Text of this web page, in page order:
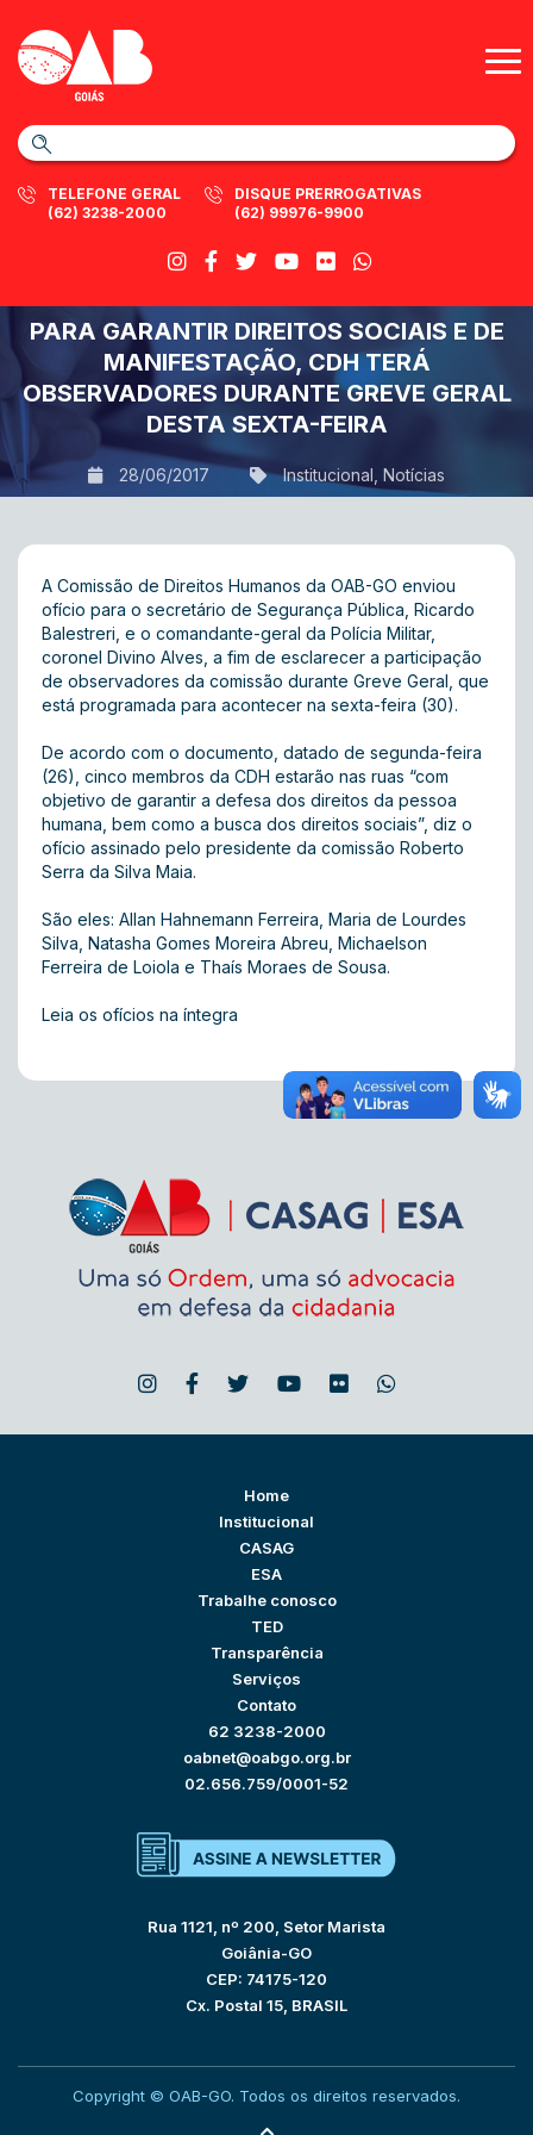
TELEFONE GERAL
(62) 3238-2000
DISQUE PRERROGATIVAS
(62) 99976-9900
PARA GARANTIR DIREITOS SOCIAIS E DE
MANIFESTAÇÃO, CDH TERÁ
OBSERVADORES DURANTE GREVE GERAL
DESTA SEXTA-FEIRA
28/06/2017 Institucional Notícias
A Comissão de Direitos Humanos da OAB-GO enviou
ofício para o secretário de Segurança Pública, Ricardo
Balestreri, e o comandante-geral da Polícia Militar,
coronel Divino Alves, a fim de esclarecer a participação
de observadores da comissão durante Greve Geral, que
está programada para acontecer na sexta-feira (30).
De acordo com o documento, datado de segunda-feira
(26), cinco membros da CDH estarão nas ruas “com
objetivo de garantir a defesa dos direitos da pessoa
humana, bem como a busca dos direitos sociais”, diz o
ofício assinado pelo presidente da comissão Roberto
Serra da Silva Maia.
São eles: Allan Hahnemann Ferreira, Maria de Lourdes
Silva, Natasha Gomes Moreira Abreu, Michaelson
Ferreira de Loiola e Thaís Moraes de Sousa.
Leia os ofícios na íntegra
Home
Institucional
CASAG
ESA
Trabalhe conosco
TED
Transparência
Serviços
Contato
62 3238-2000
oabnet@oabgo.org.br
02.656.759/0001-52
Rua 1121, nº 200, Setor Marista
Goiânia-GO
CEP: 74175-120
Cx. Postal 15, BRASIL
Copyright © OAB-GO. Todos os direitos reservados.